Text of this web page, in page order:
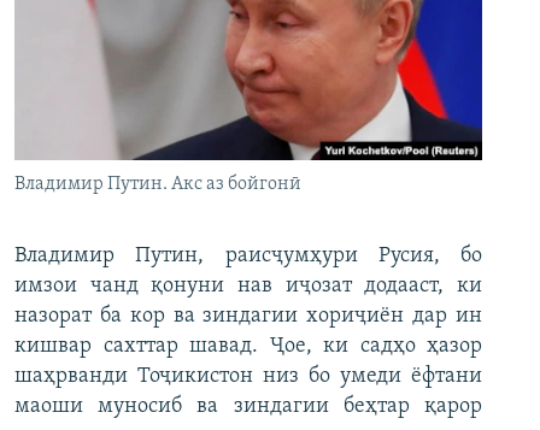
Владимир Путин. Акс аз бойгонӣ
Владимир Путин, раисҷумҳури Русия, бо
имзои чанд қонуни нав иҷозат додааст, ки
назорат ба кор ва зиндагии хориҷиён дар ин
кишвар сахттар шавад. Ҷое, ки садҳо ҳазор
шаҳрванди Тоҷикистон низ бо умеди ёфтани
маоши муносиб ва зиндагии беҳтар қарор